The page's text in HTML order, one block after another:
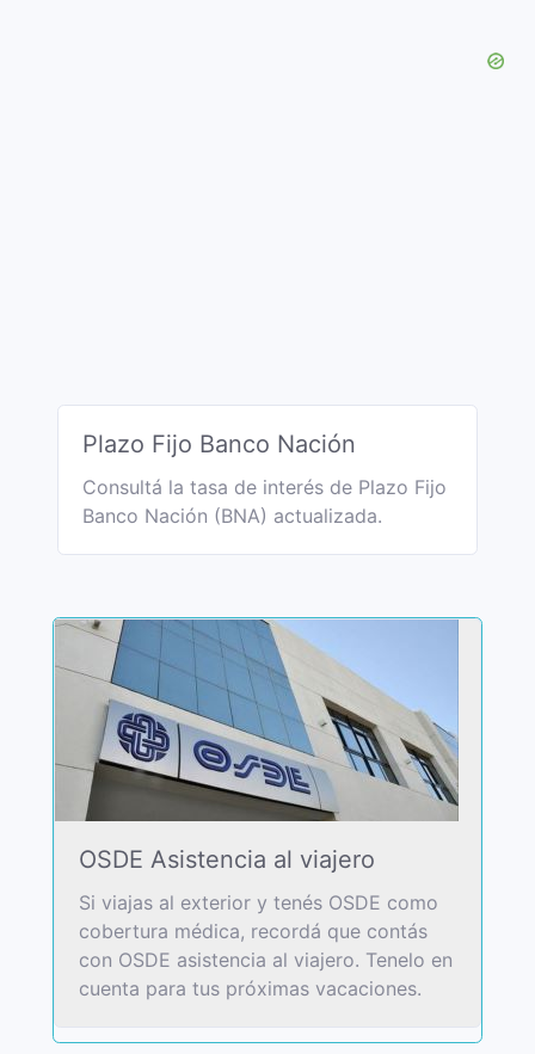
Plazo Fijo Banco Nación
Consultá la tasa de interés de Plazo Fijo
Banco Nación (BNA) actualizada.
OSDE Asistencia al viajero
Si viajas al exterior y tenés OSDE como
cobertura médica, recordá que contás
con OSDE asistencia al viajero. Tenelo en
cuenta para tus próximas vacaciones.